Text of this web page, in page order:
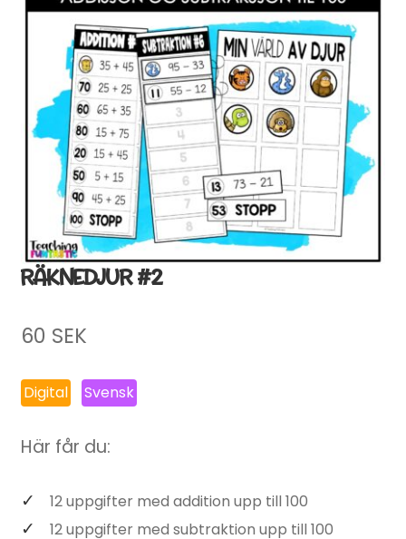
RÄKNEDJUR #2
60 SEK
Digital Svensk
Här får du:
12 uppgifter med addition upp till 100
12 uppgifter med subtraktion upp till 100